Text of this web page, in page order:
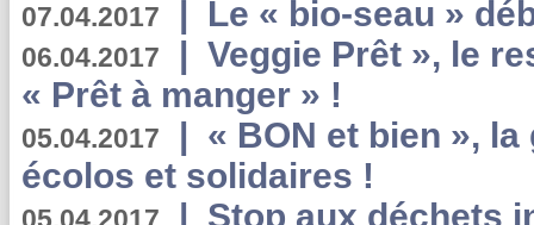
07.04.2017 | Le « bio-seau »
06.04.2017 | Veggie Prêt », le
« Prêt à manger » !
05.04.2017 | « BON et bien »,
écolos et solidaires !
| Stop aux déchets